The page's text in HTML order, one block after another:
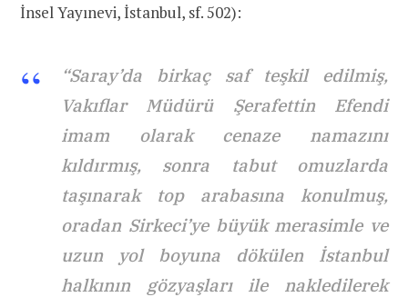
İnsel Yayınevi, İstanbul, sf. 502):
“Saray’da birkaç saf teşkil edilmiş,
Vakıflar Müdürü Şerafettin Efendi
imam olarak cenaze namazını
kıldırmış, sonra tabut omuzlarda
taşınarak top arabasına konulmuş,
oradan Sirkeci’ye büyük merasimle ve
uzun yol boyuna dökülen İstanbul
halkının gözyaşları ile nakledilerek